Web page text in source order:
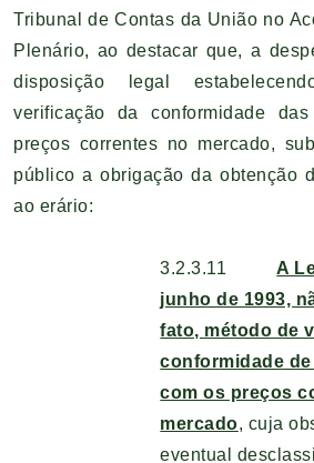
Tribunal de Contas da União no
Plenário, ao destacar que, a
disposição legal
verificação da conformidade
preços correntes no mercado,
público a obrigação da obtenção
ao erário:
3.2.3.11 A
junho de 1993,
fato, método de
conformidade
com os preços
mercado, cuja
eventual